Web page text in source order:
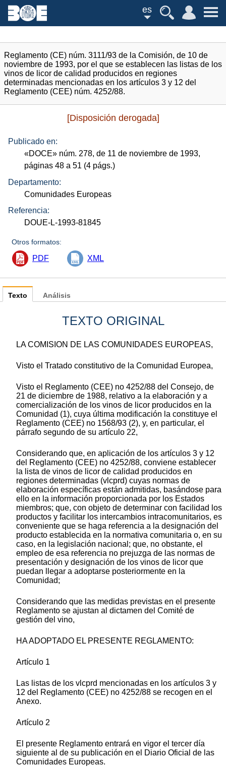
es
Reglamento (CE) núm. 3111/93 de la Comisión, de 10 de
noviembre de 1993, por el que se establecen las listas de los
vinos de licor de calidad producidos en regiones
determinadas mencionadas en los artículos 3 y 12 del
Reglamento (CEE) núm. 4252/88.
[Disposición derogada]
Publicado en:
«DOCE» núm. 278, de 11 de noviembre de 1993,
páginas 48 a 51 (4 págs.)
Departamento:
Comunidades Europeas
Referencia:
DOUE-L-1993-81845
Otros formatos:
PDF XML
Texto
TEXTO ORIGINAL
LA COMISION DE LAS COMUNIDADES EUROPEAS,
Visto el Tratado constitutivo de la Comunidad Europea,
Visto el Reglamento (CEE) no 4252/88 del Consejo, de
21 de diciembre de 1988, relativo a la elaboración y a
comercialización de los vinos de licor producidos en la
Comunidad (1), cuya última modificación la constituye el
Reglamento (CEE) no 1568/93 (2), y, en particular, el
párrafo segundo de su artículo 22,
Considerando que, en aplicación de los artículos 3 y 12
del Reglamento (CEE) no 4252/88, conviene establecer
la lista de vinos de licor de calidad producidos en
regiones determinadas (vlcprd) cuyas normas de
elaboración específicas están admitidas, basándose para
ello en la información proporcionada por los Estados
miembros; que, con objeto de determinar con facilidad los
productos y facilitar los intercambios intracomunitarios, es
conveniente que se haga referencia a la designación del
producto establecida en la normativa comunitaria o, en su
caso, en la legislación nacional; que, no obstante, el
empleo de esa referencia no prejuzga de las normas de
presentación y designación de los vinos de licor que
puedan llegar a adoptarse posteriormente en la
Comunidad;
Considerando que las medidas previstas en el presente
Reglamento se ajustan al dictamen del Comité de
gestión del vino,
HA ADOPTADO EL PRESENTE REGLAMENTO:
Artículo 1
Las listas de los vlcprd mencionadas en los artículos 3 y
12 del Reglamento (CEE) no 4252/88 se recogen en el
Anexo.
Artículo 2
El presente Reglamento entrará en vigor el tercer día
siguiente al de su publicación en el Diario Oficial de las
Comunidades Europeas.
Análisis